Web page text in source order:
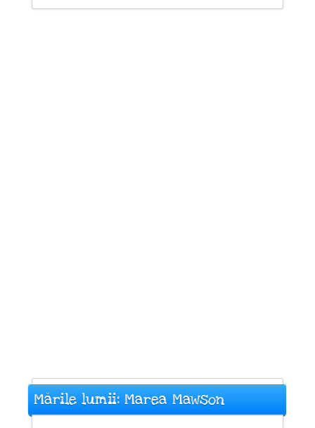
Mările lumii: Marea Mawson